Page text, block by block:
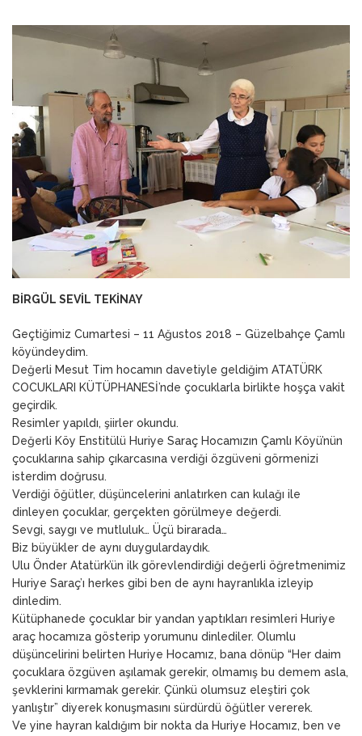
BİRGÜL SEVİL TEKİNAY
Geçtiğimiz Cumartesi – 11 Ağustos 2018 – Güzelbahçe Çamlı
köyündeydim.
Değerli Mesut Tim hocamın davetiyle geldiğim ATATÜRK
COCUKLARI KÜTÜPHANESİ’nde çocuklarla birlikte hoşça vakit
geçirdik.
Resimler yapıldı, şiirler okundu.
Değerli Köy Enstitülü Huriye Saraç Hocamızın Çamlı Köyü’nün
çocuklarına sahip çıkarcasına verdiği özgüveni görmenizi
isterdim doğrusu.
Verdiği öğütler, düşüncelerini anlatırken can kulağı ile
dinleyen çocuklar, gerçekten görülmeye değerdi.
Sevgi, saygı ve mutluluk… Üçü birarada…
Biz büyükler de aynı duygulardaydık.
Ulu Önder Atatürk’ün ilk görevlendirdiği değerli öğretmenimiz
Huriye Saraç’ı herkes gibi ben de aynı hayranlıkla izleyip
dinledim.
Kütüphanede çocuklar bir yandan yaptıkları resimleri Huriye
araç hocamıza gösterip yorumunu dinlediler. Olumlu
düşüncelirini belirten Huriye Hocamız, bana dönüp “Her daim
çocuklara özgüven aşılamak gerekir, olmamış bu demem asla,
şevklerini kırmamak gerekir. Çünkü olumsuz eleştiri çok
yanlıştır” diyerek konuşmasını sürdürdü öğütler vererek.
Ve yine hayran kaldığım bir nokta da Huriye Hocamız, ben ve